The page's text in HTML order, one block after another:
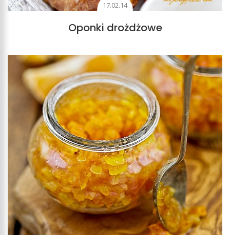
17.02.14
Oponki drożdżowe